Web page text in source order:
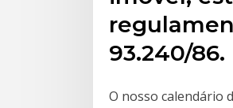
93.240/86.
O nosso calendário